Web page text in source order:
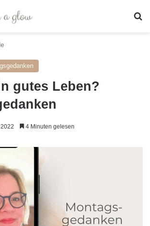
gutes Leben?
4 Minuten gelesen